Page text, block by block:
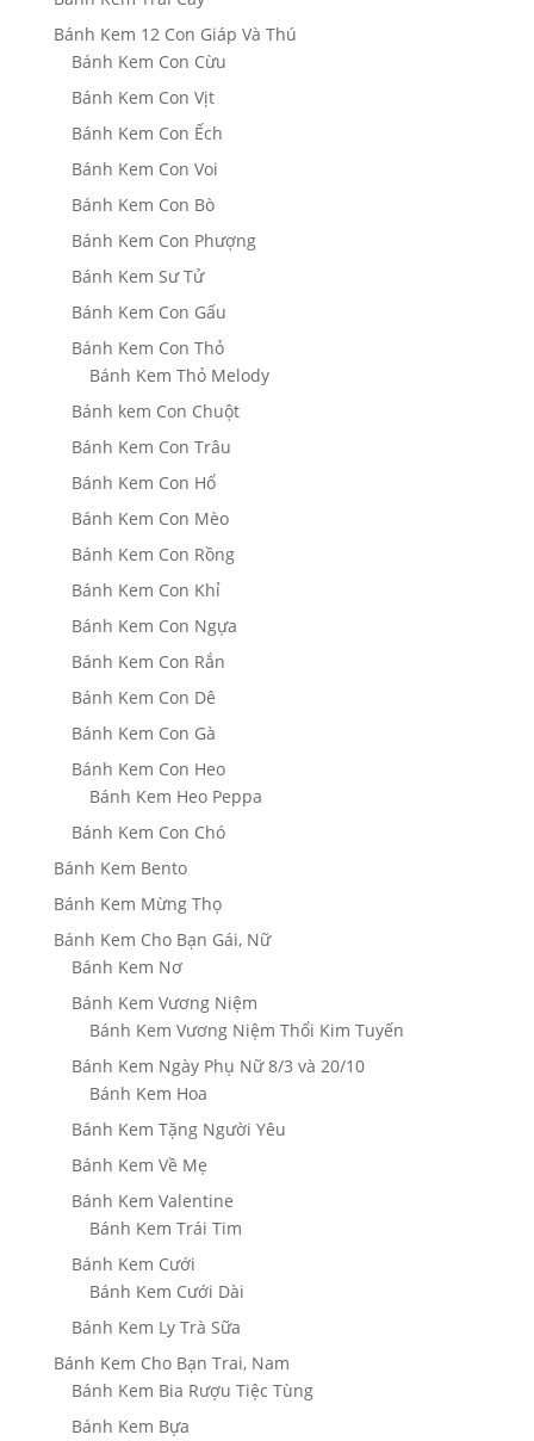
Bánh Kem 12 Con Giáp Và Thú
Bánh Kem Con Cừu
Bánh Kem Con Vịt
Bánh Kem Con Ếch
Bánh Kem Con Voi
Bánh Kem Con Bò
Bánh Kem Con Phượng
Bánh Kem Sư Tử
Bánh Kem Con Gấu
Bánh Kem Con Thỏ
Bánh Kem Thỏ Melody
Bánh kem Con Chuột
Bánh Kem Con Trâu
Bánh Kem Con Hổ
Bánh Kem Con Mèo
Bánh Kem Con Rồng
Bánh Kem Con Khỉ
Bánh Kem Con Ngựa
Bánh Kem Con Rắn
Bánh Kem Con Dê
Bánh Kem Con Gà
Bánh Kem Con Heo
Bánh Kem Heo Peppa
Bánh Kem Con Chó
Bánh Kem Bento
Bánh Kem Mừng Thọ
Bánh Kem Cho Bạn Gái, Nữ
Bánh Kem Nơ
Bánh Kem Vương Niệm
Bánh Kem Vương Niệm Thổi Kim Tuyến
Bánh Kem Ngày Phụ Nữ 8/3 và 20/10
Bánh Kem Hoa
Bánh Kem Tặng Người Yêu
Bánh Kem Về Mẹ
Bánh Kem Valentine
Bánh Kem Trái Tim
Bánh Kem Cưới
Bánh Kem Cưới Dài
Bánh Kem Ly Trà Sữa
Bánh Kem Cho Bạn Trai, Nam
Bánh Kem Bia Rượu Tiệc Tùng
Bánh Kem Bựa